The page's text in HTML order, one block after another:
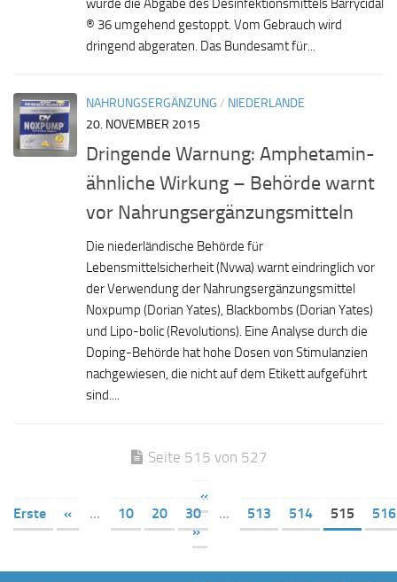
wurde die Abgabe des Desinfektionsmittels Barrycidal
® 36 umgehend gestoppt. Vom Gebrauch wird
dringend abgeraten. Das Bundesamt für...
NAHRUNGSERGÄNZUNG / NIEDERLANDE
20. NOVEMBER 2015
Dringende Warnung: Amphetamin-
ähnliche Wirkung – Behörde warnt
vor Nahrungsergänzungsmitteln
Die niederländische Behörde für
Lebensmittelsicherheit (Nvwa) warnt eindringlich vor
der Verwendung der Nahrungsergänzungsmittel
Noxpump (Dorian Yates), Blackbombs (Dorian Yates)
und Lipo-bolic (Revolutions). Eine Analyse durch die
Doping-Behörde hat hohe Dosen von Stimulanzien
nachgewiesen, die nicht auf dem Etikett aufgeführt
sind....
Seite 515 von 527
«
Erste
« ... 10 20 30 ... 513 514 515
516
»